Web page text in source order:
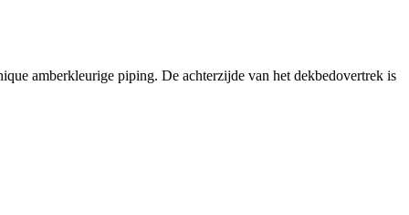
amberkleurige piping. De achterzijde van het dekbedovertrek is